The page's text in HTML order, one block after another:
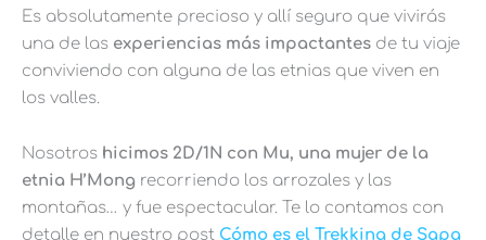
Es absolutamente precioso y allí seguro que vivirás
una de las experiencias más impactantes de tu viaje
conviviendo con alguna de las etnias que viven en
los valles.
Nosotros hicimos 2D/1N con Mu, una mujer de la
etnia H’Mong recorriendo los arrozales y las
montañas… y fue espectacular. Te lo contamos con
detalle en nuestro post Cómo es el Trekking de Sapa